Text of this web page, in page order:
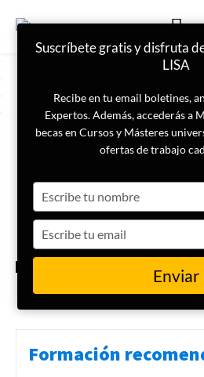
ETIQUETA
Sudáfrica
¿Por qué
Rusia en la
Formación
Suscríbete gratis y disfruta
LISA
Recibe en tu email boletines,
Expertos. Además, accederás a
becas en Cursos y Másteres
ofertas de trabajo
your
name
your
email
Enviar